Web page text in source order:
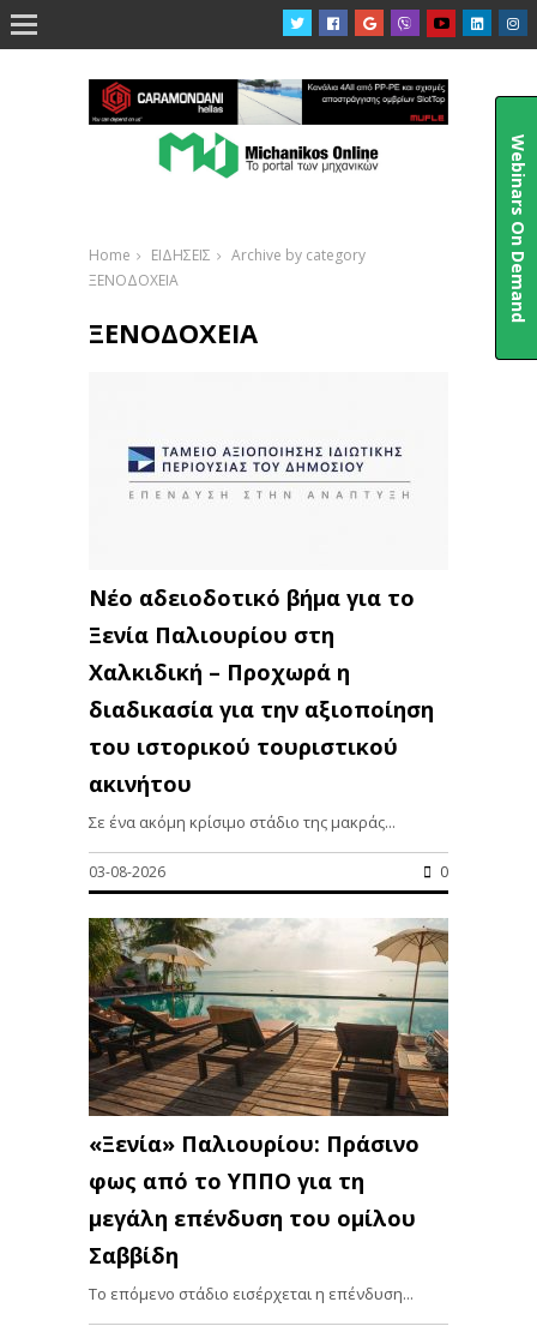

Home ΕΙΔΗΣΕΙΣ
Archive by category
ΞΕΝΟΔΟΧΕΙΑ
ΞΕΝΟΔΟΧΕΙΑ
Νέο αδειοδοτικό βήμα για το
Ξενία Παλιουρίου στη
Χαλκιδική – Προχωρά η
διαδικασία για την αξιοποίηση
του ιστορικού τουριστικού
ακινήτου
Σε ένα ακόμη κρίσιμο στάδιο της μακράς...
03-08-2026 0
«Ξενία» Παλιουρίου: Πράσινο
φως από το ΥΠΠΟ για τη
μεγάλη επένδυση του ομίλου
Σαββίδη
Το επόμενο στάδιο εισέρχεται η επένδυση...
Webinars On Demand